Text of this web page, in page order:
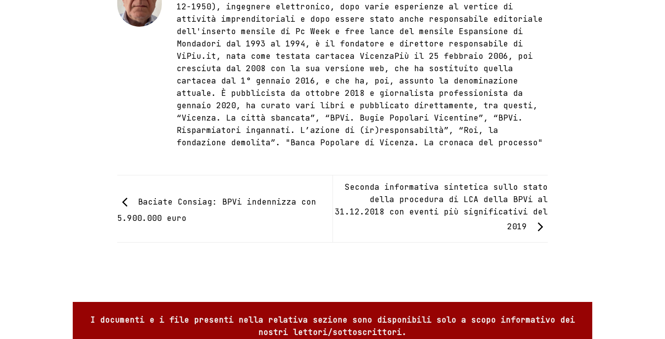
12-1950), ingegnere elettronico, dopo varie esperienze al vertice di
attività imprenditoriali e dopo essere stato anche responsabile editoriale
dell'inserto mensile di Pc Week e free lance del mensile Espansione di
Mondadori dal 1993 al 1994, è il fondatore e direttore responsabile di
ViPiu.it, nata come testata cartacea VicenzaPiù il 25 febbraio 2006, poi
cresciuta dal 2008 con la sua versione web, che ha sostituito quella
cartacea dal 1° gennaio 2016, e che ha, poi, assunto la denominazione
attuale. È pubblicista da ottobre 2018 e giornalista professionista da
gennaio 2020, ha curato vari libri e pubblicato direttamente, tra questi,
“Vicenza. La città sbancata”, “BPVi. Bugie Popolari Vicentine”, “BPVi.
Risparmiatori ingannati. L’azione di (ir)responsabiltà”, “Roi, la
fondazione demolita”. "Banca Popolare di Vicenza. La cronaca del processo"
Baciate Consiag: BPVi indennizza con
5.900.000 euro
Seconda informativa sintetica sullo stato
della procedura di LCA della BPVi al
31.12.2018 con eventi più significativi del
2019
I documenti e i file presenti nella relativa sezione sono disponibili solo a scopo informativo dei
nostri lettori/sottoscrittori.